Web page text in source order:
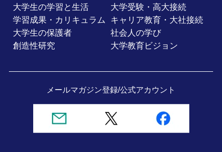
大学生の学習と生活
大学受験・高大接続
学習成果・カリキュラム
キャリア教育・大社接続
大学生の保護者
社会人の学び
創造性研究
大学教育ビジョン
メールマガジン登録/公式アカウント